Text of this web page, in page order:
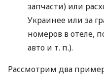
запчасти) или
Украинее или за
номеров в отеле,
авто и т. п.).
Рассмотрим два